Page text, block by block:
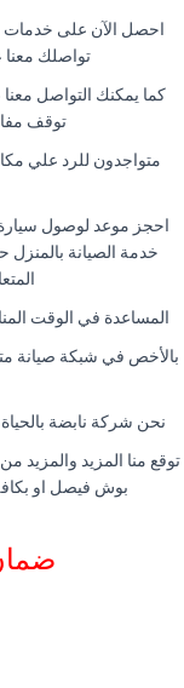
احصل الآن على خدمات
تواصلك
كما يمكنك التواصل
توقف
متواجدون للرد علي
احجز موعد لوصول سيارة
خدمة الصيانة
المساعدة في الوقت
نحن شركة نابضة بالحياة
توقع منا المزيد والمزيد
بوش فيصل او